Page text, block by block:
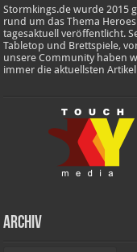
Stormkings.de wurde 2015
rund um das Thema
tagesaktuell veröffentlicht.
Tabletop und Brettspiele,
unsere Community haben
immer die aktuellsten
Archiv